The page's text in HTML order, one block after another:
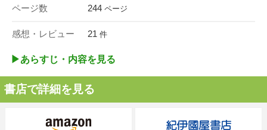
ページ数 244 ページ
感想・レビュー 21 件
▶︎あらすじ・内容を見る
書店で詳細を見る